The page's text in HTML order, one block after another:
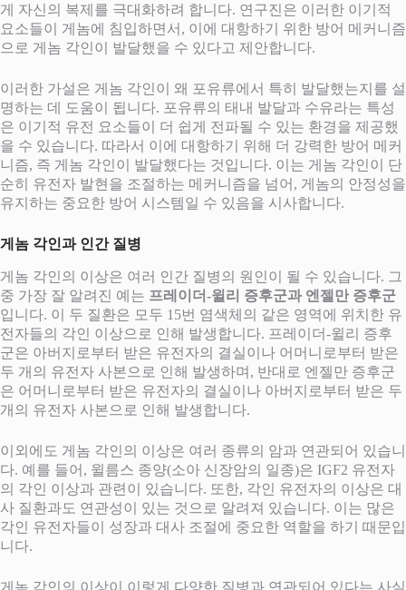
게 자신의 복제를 극대화하려 합니다. 연구진은 이러한 이기적
요소들이 게놈에 침입하면서, 이에 대항하기 위한 방어 메커니즘
으로 게놈 각인이 발달했을 수 있다고 제안합니다.
이러한 가설은 게놈 각인이 왜 포유류에서 특히 발달했는지를 설
명하는 데 도움이 됩니다. 포유류의 태내 발달과 수유라는 특성
은 이기적 유전 요소들이 더 쉽게 전파될 수 있는 환경을 제공했
을 수 있습니다. 따라서 이에 대항하기 위해 더 강력한 방어 메커
니즘, 즉 게놈 각인이 발달했다는 것입니다. 이는 게놈 각인이 단
순히 유전자 발현을 조절하는 메커니즘을 넘어, 게놈의 안정성을
유지하는 중요한 방어 시스템일 수 있음을 시사합니다.
게놈 각인과 인간 질병
게놈 각인의 이상은 여러 인간 질병의 원인이 될 수 있습니다. 그
중 가장 잘 알려진 예는 프레이더-윌리 증후군과 엔젤만 증후군
입니다. 이 두 질환은 모두 15번 염색체의 같은 영역에 위치한 유
전자들의 각인 이상으로 인해 발생합니다. 프레이더-윌리 증후
군은 아버지로부터 받은 유전자의 결실이나 어머니로부터 받은
두 개의 유전자 사본으로 인해 발생하며, 반대로 엔젤만 증후군
은 어머니로부터 받은 유전자의 결실이나 아버지로부터 받은 두
개의 유전자 사본으로 인해 발생합니다.
이외에도 게놈 각인의 이상은 여러 종류의 암과 연관되어 있습니
다. 예를 들어, 윌름스 종양(소아 신장암의 일종)은 IGF2 유전자
의 각인 이상과 관련이 있습니다. 또한, 각인 유전자의 이상은 대
사 질환과도 연관성이 있는 것으로 알려져 있습니다. 이는 많은
각인 유전자들이 성장과 대사 조절에 중요한 역할을 하기 때문입
니다.
게놈 각인의 이상이 이렇게 다양한 질병과 연관되어 있다는 사실